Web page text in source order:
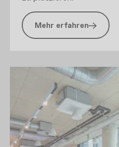
Mehr erfahren